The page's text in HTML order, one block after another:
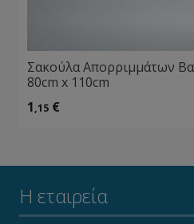
Σακούλα Απορριμμάτων
80cm x 110cm
1,15 €
Η εταιρεία